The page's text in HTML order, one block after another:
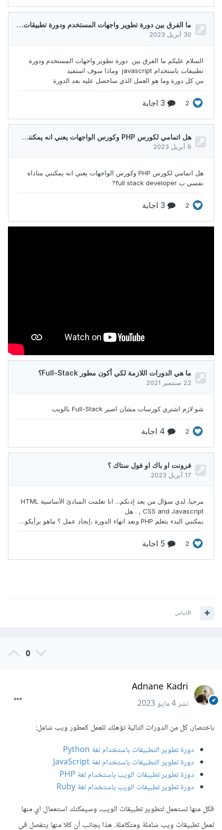
اقتباس
0
Adnane Kadri
نشر4 مايو 2023
باختصار، كل من الدورات التالية تؤهلك للعمل كمطور ويب شامل:
دورة تطوير التطبيقات باستخدام لغة Python
دورة تطوير التطبيقات باستخدام لغة JavaScript
دورة تطوير تطبيقات الويب باستخدام لغة PHP
دورة تطوير تطبيقات الويب باستخدام لغة Ruby
فكل منها تستعمل لتطوير تطبيقات الويب، وسيمكنك استعمال اي منها
لعمل تطبيقات ويب شاملة ومتكاملة. هذا بجانب أن كلا منها يتفصل في